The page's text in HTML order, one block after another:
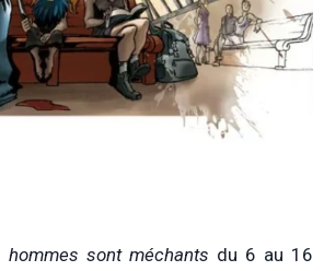
sont méchants du 6 au 16